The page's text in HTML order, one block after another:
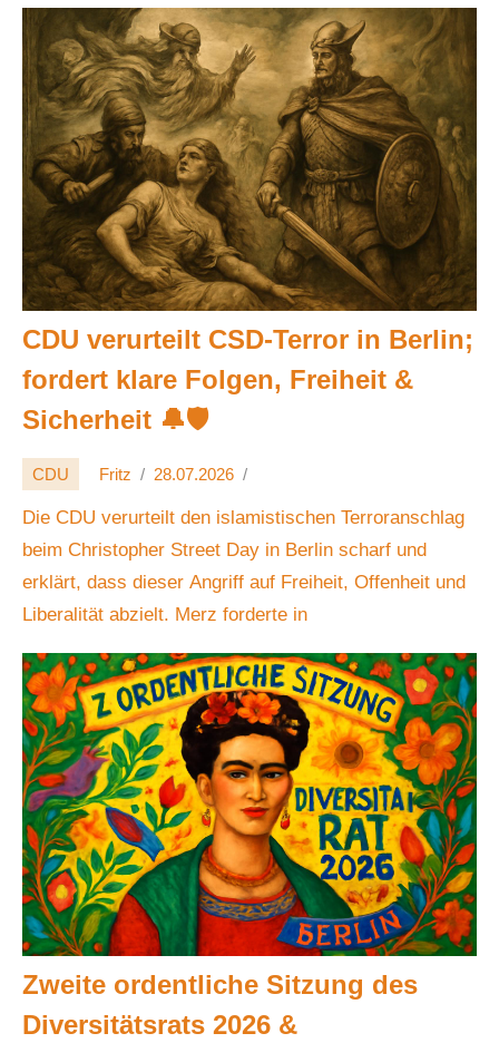
CDU verurteilt CSD-Terror in Berlin;
fordert klare Folgen, Freiheit &
Sicherheit 🔔🛡️
CDU Fritz 28.07.2026
Die CDU verurteilt den islamistischen Terroranschlag
beim Christopher Street Day in Berlin scharf und
erklärt, dass dieser Angriff auf Freiheit, Offenheit und
Liberalität abzielt. Merz forderte in
Zweite ordentliche Sitzung des
Diversitätsrats 2026 &